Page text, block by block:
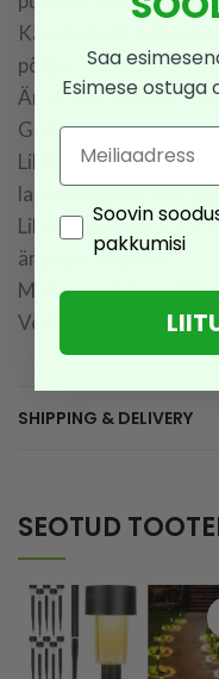
Kasuta grillil
põhjas, et ahi puhtaks
Ära kasuta lahtise
Grillmatt on
Lihtne puhastada –
lapiga või pese
Lihtne hoiustada,
ära murra kokku!!
Mati mõõdud
Võib lõigata ka
SHIPPING & DELIVERY
SEOTUD
Saa
Esimese ostuga
Email
Consent
Soovin
pakkumisi